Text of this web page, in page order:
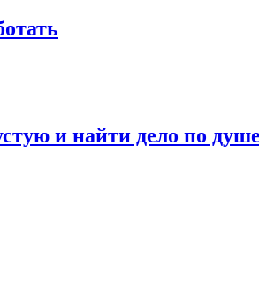
и найти дело по душе